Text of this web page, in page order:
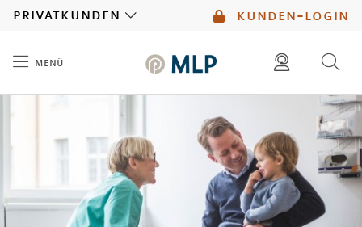
kunden-login
privatkunden
menü
diese website durchsuchen
mlp berater finden